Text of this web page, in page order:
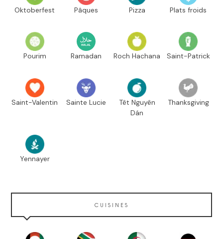
Oktoberfest Pâques Pizza Plats froids
Pourim Ramadan Roch Hachana Saint-Patrick
Saint-Valentin Sainte Lucie
Têt Nguyên
Dán
Thanksgiving
Yennayer
CUISINES